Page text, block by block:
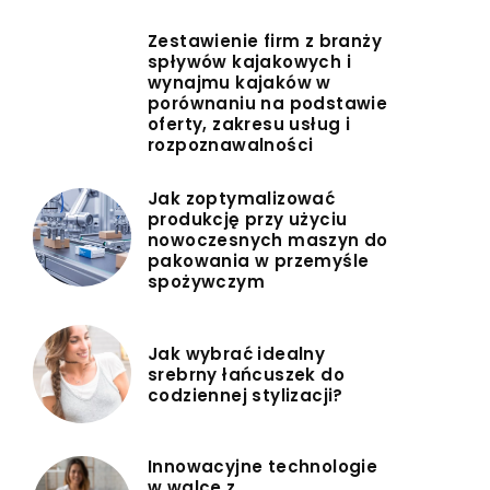
Zestawienie firm z branży
spływów kajakowych i
wynajmu kajaków w
porównaniu na podstawie
oferty, zakresu usług i
rozpoznawalności
Jak zoptymalizować
produkcję przy użyciu
nowoczesnych maszyn do
pakowania w przemyśle
spożywczym
Jak wybrać idealny
srebrny łańcuszek do
codziennej stylizacji?
Innowacyjne technologie